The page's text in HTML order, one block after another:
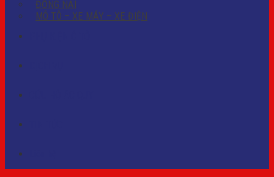
ĐỒNG NAI
MÔ TÔ – XE MÁY – XE ĐIỆN